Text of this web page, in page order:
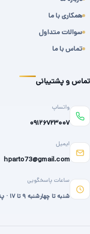
همکاری با ما
سوالات متداول
تماس با ما
تماس و پشتیبانی
واتساپ
۰۹۱۲۶۷۲۳۰۰۷
ایمیل
hparto73@gmail.com
ساعات پاسخگویی
شنبه تا چهارشنبه ۹ تا ۱۷ · پنج‌شنبه ۹ تا ۱۳